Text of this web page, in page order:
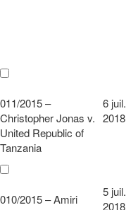
011/2015 –
Christopher Jonas v.
United Republic of
Tanzania
6 juil.
2018
010/2015 – Amiri
5 juil.
2018